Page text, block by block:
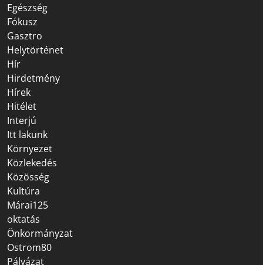
Egészség
Fókusz
Gasztro
Helytörténet
Hír
Hirdetmény
Hírek
Hitélet
Interjú
Itt lakunk
Környezet
Közlekedés
Közösség
Kultúra
Márai125
oktatás
Önkormányzat
Ostrom80
Pályázat